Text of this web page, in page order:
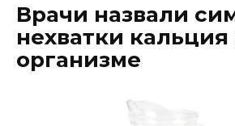
Врачи назвали
нехватки кальция
организме